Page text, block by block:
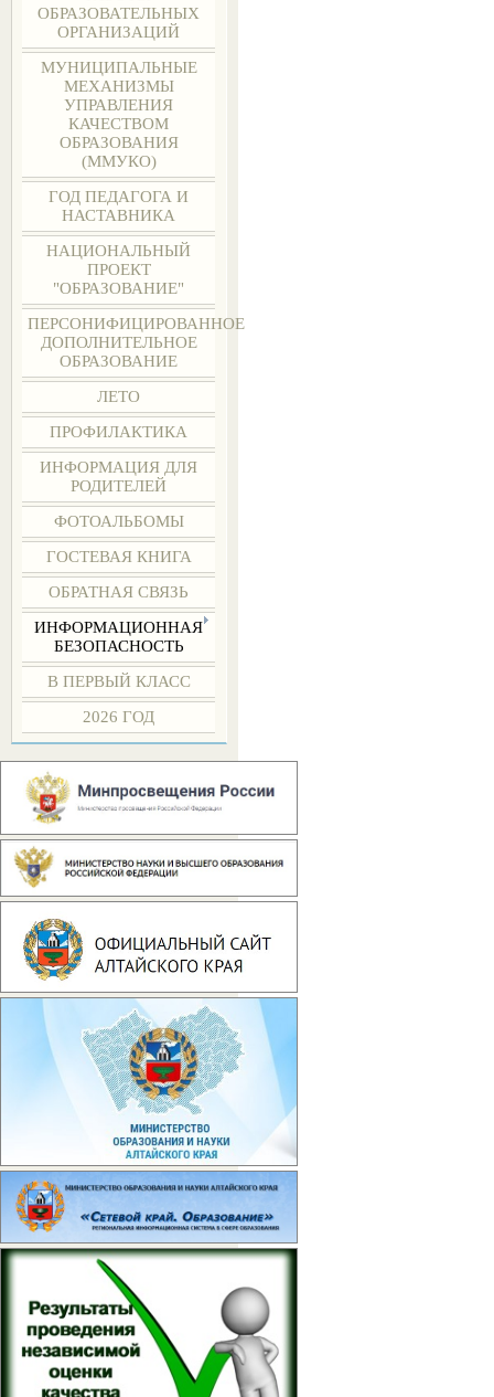
ОБРАЗОВАТЕЛЬНЫХ
ОРГАНИЗАЦИЙ
МУНИЦИПАЛЬНЫЕ
МЕХАНИЗМЫ
УПРАВЛЕНИЯ
КАЧЕСТВОМ
ОБРАЗОВАНИЯ
(ММУКО)
ГОД ПЕДАГОГА И
НАСТАВНИКА
НАЦИОНАЛЬНЫЙ
ПРОЕКТ
"ОБРАЗОВАНИЕ"
ПЕРСОНИФИЦИРОВАННОЕ
ДОПОЛНИТЕЛЬНОЕ
ОБРАЗОВАНИЕ
ЛЕТО
ПРОФИЛАКТИКА
ИНФОРМАЦИЯ ДЛЯ
РОДИТЕЛЕЙ
ФОТОАЛЬБОМЫ
ГОСТЕВАЯ КНИГА
ОБРАТНАЯ СВЯЗЬ
ИНФОРМАЦИОННАЯ
БЕЗОПАСНОСТЬ
В ПЕРВЫЙ КЛАСС
2026 ГОД